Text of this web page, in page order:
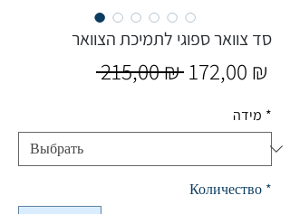
סד צוואר ספוגי לתמיכת הצוואר
215,00 ₪ Обычная
172,00 ₪
מידה *
Количество *